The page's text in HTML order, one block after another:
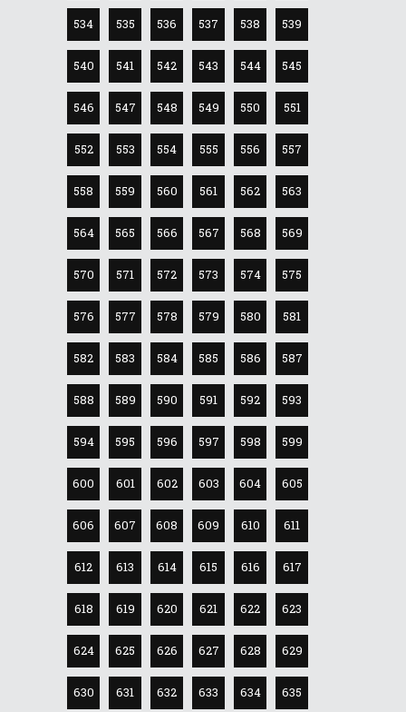
534 535 536 537 538 539
540 541 542 543 544 545
546 547 548 549 550 551
552 553 554 555 556 557
558 559 560 561 562 563
564 565 566 567 568 569
570 571 572 573 574 575
576 577 578 579 580 581
582 583 584 585 586 587
588 589 590 591 592 593
594 595 596 597 598 599
600 601 602 603 604 605
606 607 608 609 610 611
612 613 614 615 616 617
618 619 620 621 622 623
624 625 626 627 628 629
630 631 632 633 634 635